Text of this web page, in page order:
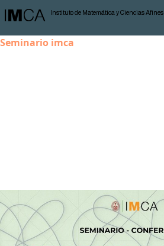
M CA Instituto de Matemática y Ciencias Afines
Seminario imca